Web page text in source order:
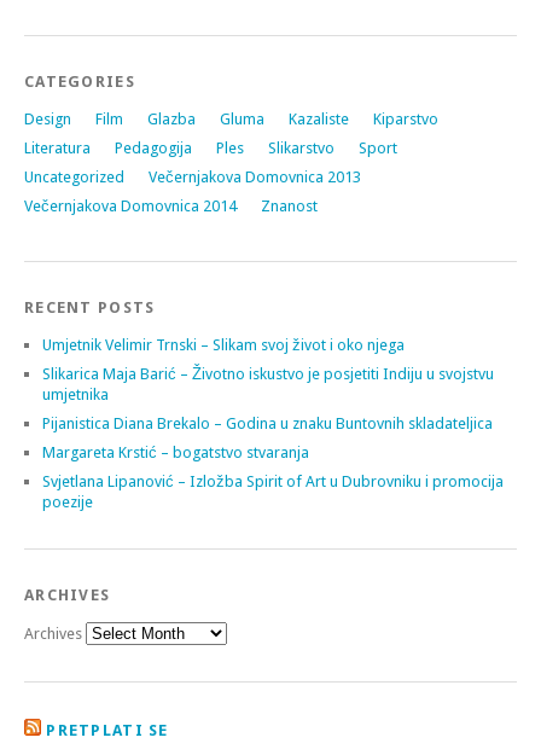
CATEGORIES
Design Film Glazba Gluma Kazaliste
Kiparstvo
Literatura
Pedagogija Ples Slikarstvo
Sport
Uncategorized
Večernjakova Domovnica 2013
Večernjakova Domovnica 2014
Znanost
RECENT POSTS
Umjetnik Velimir Trnski – Slikam svoj život i oko njega
Slikarica Maja Barić – Životno iskustvo je posjetiti Indiju u svojstvu
umjetnika
Pijanistica Diana Brekalo – Godina u znaku Buntovnih skladateljica
Margareta Krstić – bogatstvo stvaranja
Svjetlana Lipanović – Izložba Spirit of Art u Dubrovniku i promocija
poezije
ARCHIVES
Archives
PRETPLATI SE